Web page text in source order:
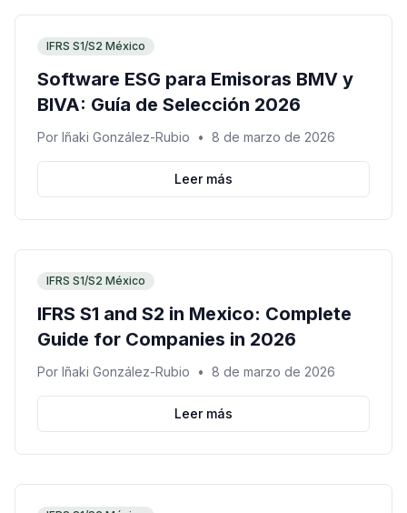
IFRS S1/S2 México
Software ESG para Emisoras BMV y
BIVA: Guía de Selección 2026
Por Iñaki González-Rubio • 8 de marzo de 2026
Leer más
IFRS S1/S2 México
IFRS S1 and S2 in Mexico: Complete
Guide for Companies in 2026
Por Iñaki González-Rubio • 8 de marzo de 2026
Leer más